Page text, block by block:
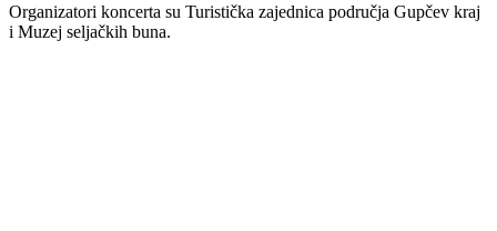
Organizatori koncerta su Turistička zajednica područja Gupčev kraj
i Muzej seljačkih buna.